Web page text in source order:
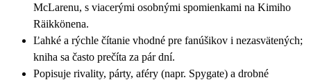
McLarenu, s viacerými osobnými spomienkami na Kimiho
Räikkönena.
Ľahké a rýchle čítanie vhodné pre fanúšikov i nezasvätených;
kniha sa často prečíta za pár dní.
Popisuje rivality, párty, aféry (napr. Spygate) a drobné